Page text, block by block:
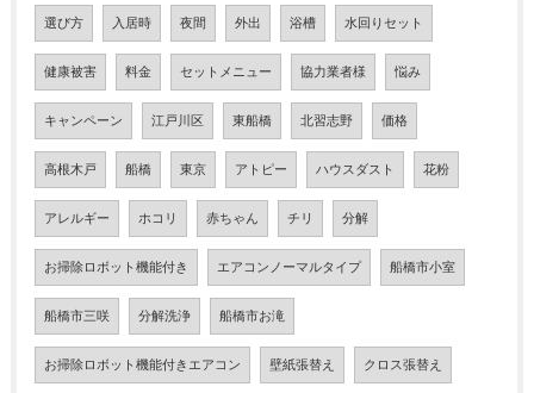
選び方 入居時 夜間 外出 浴槽 水回りセット
健康被害 料金 セットメニュー 協力業者様 悩み
キャンペーン 江戸川区 東船橋 北習志野 価格
高根木戸 船橋 東京 アトピー ハウスダスト 花粉
アレルギー ホコリ 赤ちゃん チリ 分解
お掃除ロボット機能付き エアコンノーマルタイプ 船橋市小室
船橋市三咲 分解洗浄 船橋市お滝
お掃除ロボット機能付きエアコン 壁紙張替え クロス張替え